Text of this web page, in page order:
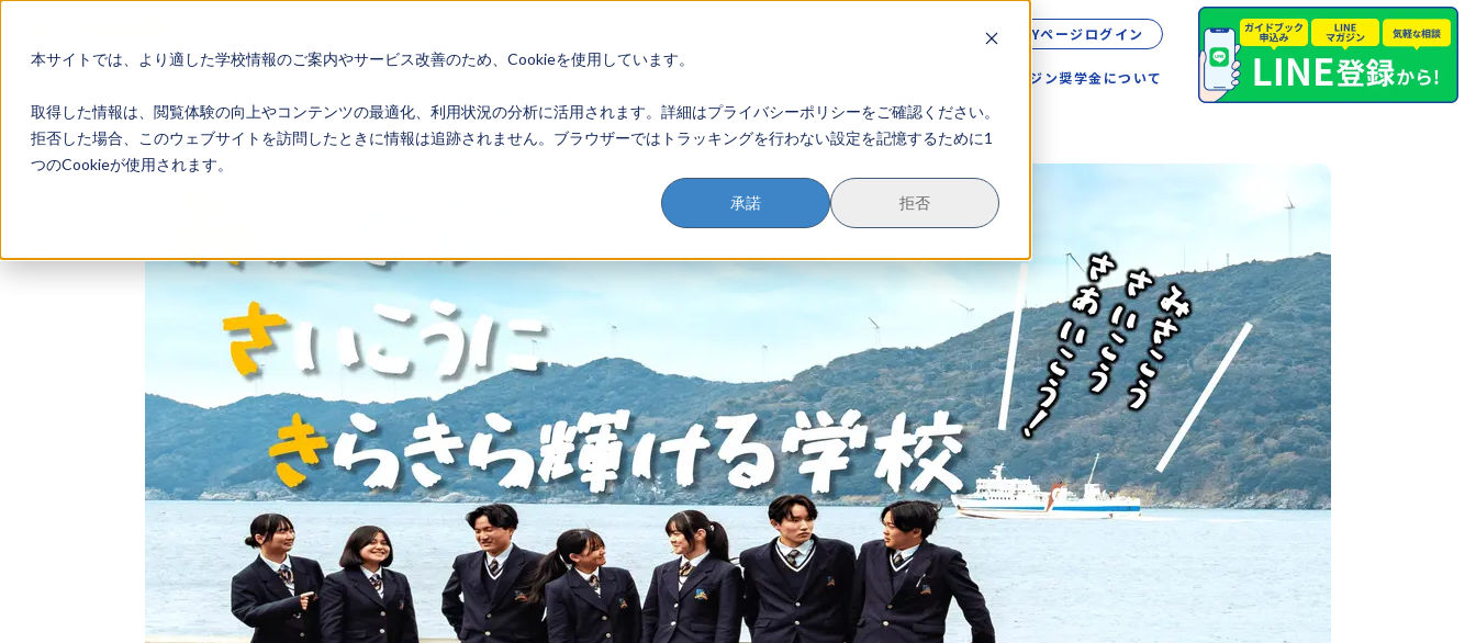
本サイトでは、より適した学校情報のご案内やサービス改善のため、Cookieを使用しています。
取得した情報は、閲覧体験の向上やコンテンツの最適化、利用状況の分析に活用されます。詳細はプライバシーポリシーをご確認ください。
拒否した場合、このウェブサイトを訪問したときに情報は追跡されません。ブラウザーではトラッキングを行わない設定を記憶するために1
つのCookieが使用されます。
承諾 拒否
MYページログイン
マガジン奨学金について